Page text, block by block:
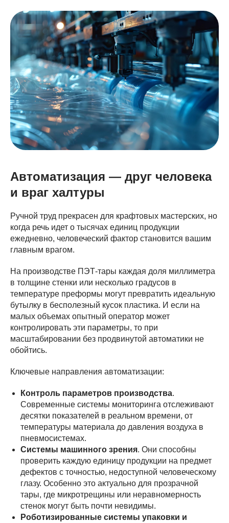
Автоматизация — друг человека
и враг халтуры
Ручной труд прекрасен для крафтовых мастерских, но
когда речь идет о тысячах единиц продукции
ежедневно, человеческий фактор становится вашим
главным врагом.
На производстве ПЭТ-тары каждая доля миллиметра
в толщине стенки или несколько градусов в
температуре преформы могут превратить идеальную
бутылку в бесполезный кусок пластика. И если на
малых объемах опытный оператор может
контролировать эти параметры, то при
масштабировании без продвинутой автоматики не
обойтись.
Ключевые направления автоматизации:
Контроль параметров производства.
Современные системы мониторинга отслеживают
десятки показателей в реальном времени, от
температуры материала до давления воздуха в
пневмосистемах.
Системы машинного зрения. Они способны
проверить каждую единицу продукции на предмет
дефектов с точностью, недоступной человеческому
глазу. Особенно это актуально для прозрачной
тары, где микротрещины или неравномерность
стенок могут быть почти невидимы.
Роботизированные системы упаковки и